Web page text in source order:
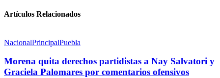
Artículos Relacionados
NacionalPrincipalPuebla
Morena quita derechos partidistas a Nay Salvatori y
Graciela Palomares por comentarios ofensivos